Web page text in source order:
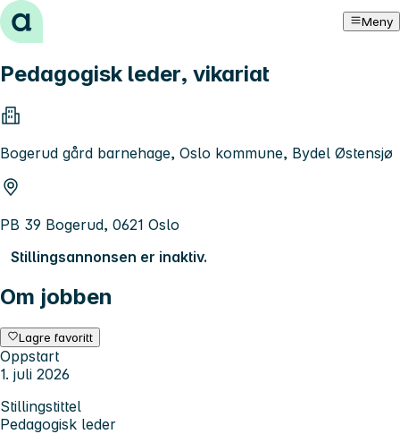
Hopp til innhold Meny
Pedagogisk leder, vikariat
Bogerud gård barnehage, Oslo kommune, Bydel Østensjø
PB 39 Bogerud, 0621 Oslo
Stillingsannonsen er inaktiv.
Om jobben
Lagre favoritt
Oppstart
1. juli 2026
Stillingstittel
Pedagogisk leder